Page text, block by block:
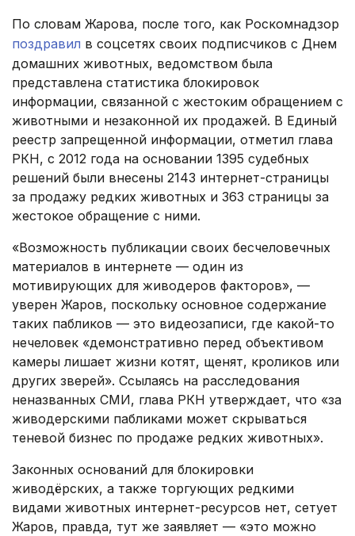
По словам Жарова, после того, как Роскомнадзор
поздравил в соцсетях своих подписчиков с Днем
домашних животных, ведомством была
представлена статистика блокировок
информации, связанной с жестоким обращением с
животными и незаконной их продажей. В Единый
реестр запрещенной информации, отметил глава
РКН, с 2012 года на основании 1395 судебных
решений были внесены 2143 интернет-страницы
за продажу редких животных и 363 страницы за
жестокое обращение с ними.
«Возможность публикации своих бесчеловечных
материалов в интернете — один из
мотивирующих для живодеров факторов», —
уверен Жаров, поскольку основное содержание
таких пабликов — это видеозаписи, где какой-то
нечеловек «демонстративно перед объективом
камеры лишает жизни котят, щенят, кроликов или
других зверей». Ссылаясь на расследования
неназванных СМИ, глава РКН утверждает, что «за
живодерскими пабликами может скрываться
теневой бизнес по продаже редких животных».
Законных оснований для блокировки
живодёрских, а также торгующих редкими
видами животных интернет-ресурсов нет, сетует
Жаров, правда, тут же заявляет — «это можно